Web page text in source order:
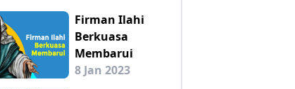
Firman Ilahi
Berkuasa
Membarui
8 Jan 2023